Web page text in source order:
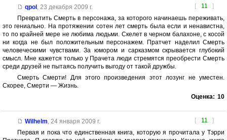
[ 11 ]
qpol , 23 декабря 2009 г.
Превратить Смерть в персонажа, за которого начинаешь переживать,
это гениально. На протяжении сотен лет смерть была если и ненавистна,
то по крайней мере не любима людьми. Скелет в черном балахоне, с косой
ни когда не был положительным персонажем. Пратчет наделил Смерть
человеческими чувствами. За юмором и сарказмом скрывается глубокий
смысл. Мне кажется только у Прачета люди стремятся преобрести Смерть
среди друзей не пытаясь получить выгоду от такой дружбы.
Смерть Смерти! Для этого произведения этот лозунг не уместен.
Скорее, Смерти — Жизнь.
Оценка: 10
[ 11 ]
Wilhelm, 24 января 2009 г.
Первая и пока что единственная книга, которую я прочитала у Тэрри